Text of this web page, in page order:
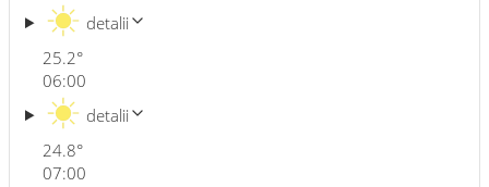
25.2°
detalii
06:00
24.8°
detalii
07:00